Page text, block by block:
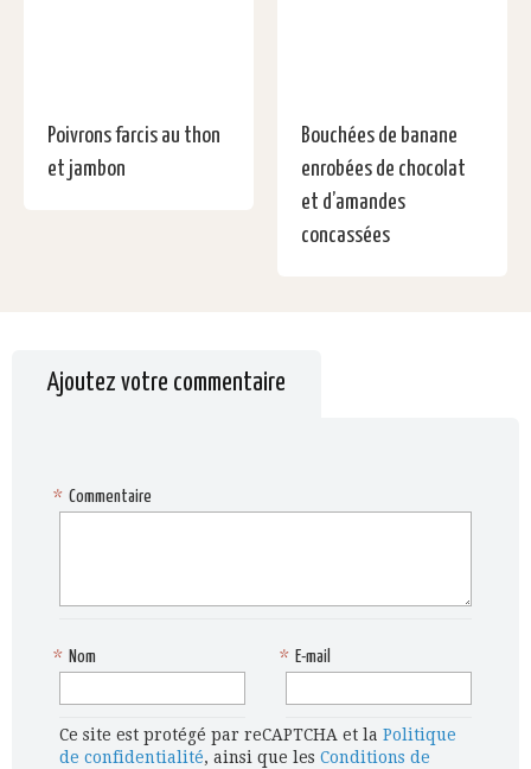
Poivrons farcis au thon
et jambon
Bouchées de banane
enrobées de chocolat
et d’amandes
concassées
Ajoutez votre commentaire
Commentaire
*
Nom
* E-mail
*
Ce site est protégé par reCAPTCHA et la Politique
de confidentialité, ainsi que les Conditions de